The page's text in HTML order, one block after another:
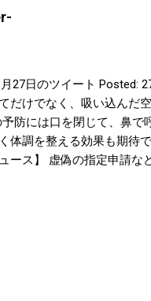
27日のツイート Posted:
だけでなく、吸い込んだ
防には口を閉じて、鼻
体調を整える効果も期待
ース】 虚偽の指定申請な
at 17:34:46 You are
60610